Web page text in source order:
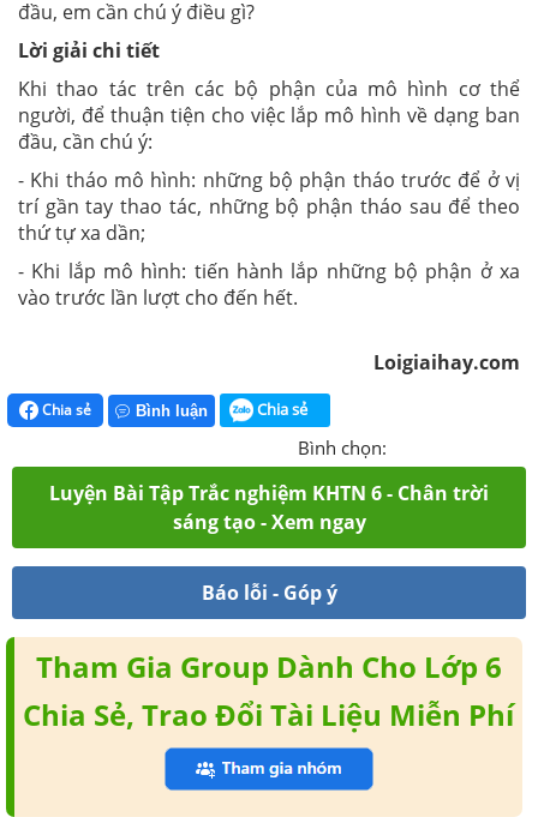
đầu, em cần chú ý điều gì?
Lời giải chi tiết
Khi thao tác trên các bộ phận của mô hình cơ thể
người, để thuận tiện cho việc lắp mô hình về dạng ban
đầu, cần chú ý:
- Khi tháo mô hình: những bộ phận tháo trước để ở vị
trí gần tay thao tác, những bộ phận tháo sau để theo
thứ tự xa dần;
- Khi lắp mô hình: tiến hành lắp những bộ phận ở xa
vào trước lần lượt cho đến hết.
Loigiaihay.com
Chia sẻ Bình luận Chia sẻ
Bình chọn:
Luyện Bài Tập Trắc nghiệm KHTN 6 - Chân trời
sáng tạo - Xem ngay
Báo lỗi - Góp ý
Tham Gia Group Dành Cho Lớp 6
Chia Sẻ, Trao Đổi Tài Liệu Miễn Phí